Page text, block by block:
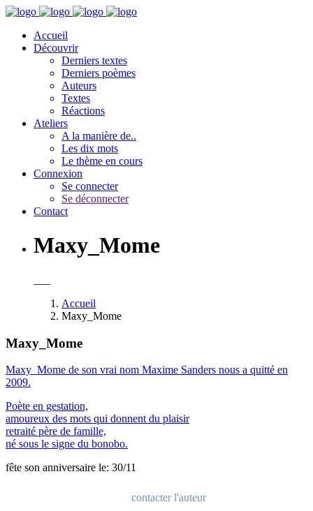
Accueil
Découvrir
Derniers textes
Derniers poèmes
Auteurs
Textes
Réactions
Ateliers
A la manière de..
Les dix mots
Le thème en cours
Connexion
Se connecter
Se déconnecter
Contact
Maxy_Mome
Accueil
Maxy_Mome
Maxy_Mome
Maxy_Mome de son vrai nom Maxime Sanders nous a quitté en
2009.
Poète en gestation,
amoureux des mots qui donnent du plaisir
retraité père de famille,
né sous le signe du bonobo.
fête son anniversaire le: 30/11
contacter l'auteur